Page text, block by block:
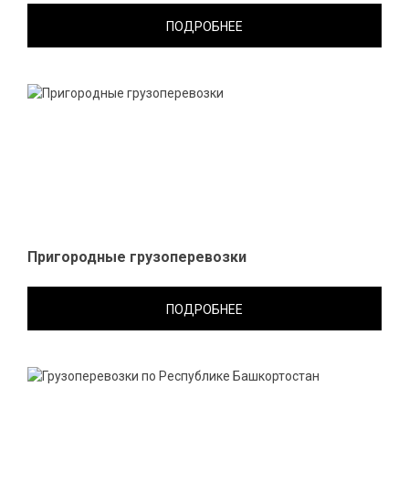
ПОДРОБНЕЕ
Пригородные грузоперевозки
ПОДРОБНЕЕ